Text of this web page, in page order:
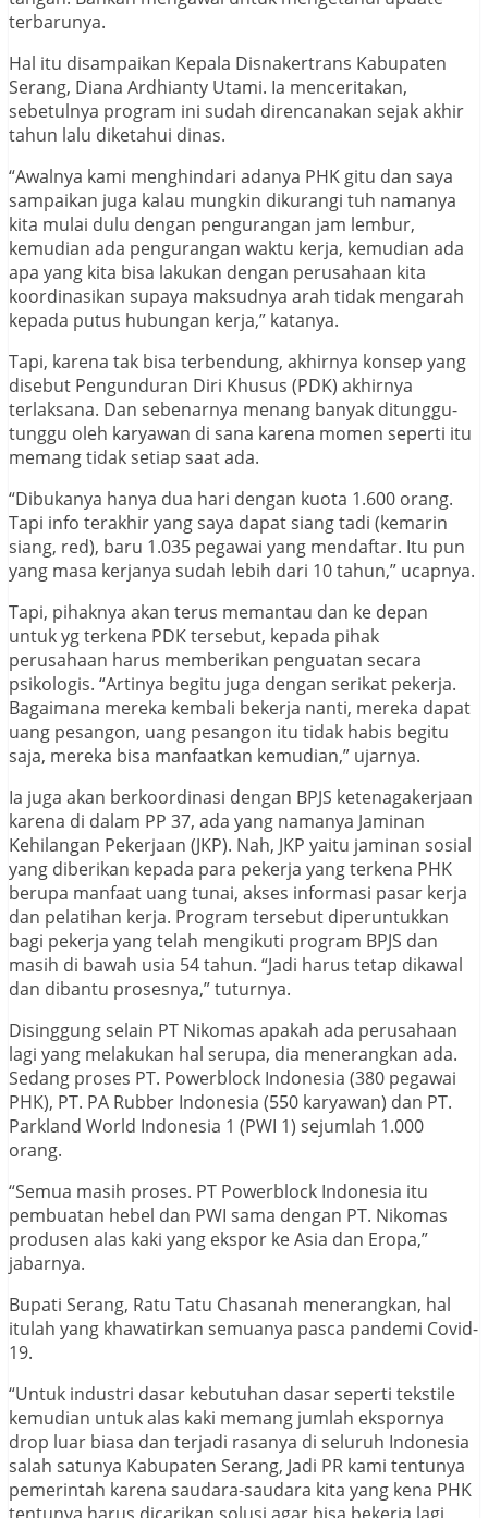
terbarunya.
Hal itu disampaikan Kepala Disnakertrans Kabupaten
Serang, Diana Ardhianty Utami. Ia menceritakan,
sebetulnya program ini sudah direncanakan sejak akhir
tahun lalu diketahui dinas.
“Awalnya kami menghindari adanya PHK gitu dan saya
sampaikan juga kalau mungkin dikurangi tuh namanya
kita mulai dulu dengan pengurangan jam lembur,
kemudian ada pengurangan waktu kerja, kemudian ada
apa yang kita bisa lakukan dengan perusahaan kita
koordinasikan supaya maksudnya arah tidak mengarah
kepada putus hubungan kerja,” katanya.
Tapi, karena tak bisa terbendung, akhirnya konsep yang
disebut Pengunduran Diri Khusus (PDK) akhirnya
terlaksana. Dan sebenarnya menang banyak ditunggu-
tunggu oleh karyawan di sana karena momen seperti itu
memang tidak setiap saat ada.
“Dibukanya hanya dua hari dengan kuota 1.600 orang.
Tapi info terakhir yang saya dapat siang tadi (kemarin
siang, red), baru 1.035 pegawai yang mendaftar. Itu pun
yang masa kerjanya sudah lebih dari 10 tahun,” ucapnya.
Tapi, pihaknya akan terus memantau dan ke depan
untuk yg terkena PDK tersebut, kepada pihak
perusahaan harus memberikan penguatan secara
psikologis. “Artinya begitu juga dengan serikat pekerja.
Bagaimana mereka kembali bekerja nanti, mereka dapat
uang pesangon, uang pesangon itu tidak habis begitu
saja, mereka bisa manfaatkan kemudian,” ujarnya.
Ia juga akan berkoordinasi dengan BPJS ketenagakerjaan
karena di dalam PP 37, ada yang namanya Jaminan
Kehilangan Pekerjaan (JKP). Nah, JKP yaitu jaminan sosial
yang diberikan kepada para pekerja yang terkena PHK
berupa manfaat uang tunai, akses informasi pasar kerja
dan pelatihan kerja. Program tersebut diperuntukkan
bagi pekerja yang telah mengikuti program BPJS dan
masih di bawah usia 54 tahun. “Jadi harus tetap dikawal
dan dibantu prosesnya,” tuturnya.
Disinggung selain PT Nikomas apakah ada perusahaan
lagi yang melakukan hal serupa, dia menerangkan ada.
Sedang proses PT. Powerblock Indonesia (380 pegawai
PHK), PT. PA Rubber Indonesia (550 karyawan) dan PT.
Parkland World Indonesia 1 (PWI 1) sejumlah 1.000
orang.
“Semua masih proses. PT Powerblock Indonesia itu
pembuatan hebel dan PWI sama dengan PT. Nikomas
produsen alas kaki yang ekspor ke Asia dan Eropa,”
jabarnya.
Bupati Serang, Ratu Tatu Chasanah menerangkan, hal
itulah yang khawatirkan semuanya pasca pandemi Covid-
19.
“Untuk industri dasar kebutuhan dasar seperti tekstile
kemudian untuk alas kaki memang jumlah ekspornya
drop luar biasa dan terjadi rasanya di seluruh Indonesia
salah satunya Kabupaten Serang, Jadi PR kami tentunya
pemerintah karena saudara-saudara kita yang kena PHK